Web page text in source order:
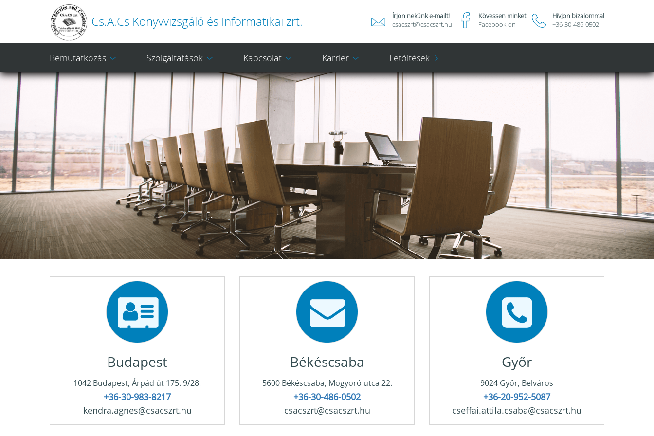
Cs.A.Cs Könyvvizsgáló és Informatikai zrt.
Írjon nekünk e-mailt!
csacszrt@csacszrt.hu
Kövessen minket
Facebook-on
Hívjon bizalommal
+36-30-486-0502
Bemutatkozás Szolgáltatások Kapcsolat Karrier Letöltések
Budapest
1042 Budapest, Árpád út 175. 9/28.
+36-30-983-8217
kendra.agnes@csacszrt.hu
Békéscsaba
5600 Békéscsaba, Mogyoró utca 22.
+36-30-486-0502
csacszrt@csacszrt.hu
Győr
9024 Győr, Belváros
+36-20-952-5087
cseffai.attila.csaba@csacszrt.hu